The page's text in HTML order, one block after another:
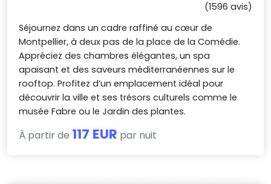
(1596 avis)
Séjournez dans un cadre raffiné au cœur de
Montpellier, à deux pas de la place de la Comédie.
Appréciez des chambres élégantes, un spa
apaisant et des saveurs méditerranéennes sur le
rooftop. Profitez d’un emplacement idéal pour
découvrir la ville et ses trésors culturels comme le
musée Fabre ou le Jardin des plantes.
À partir de 117 EUR par nuit